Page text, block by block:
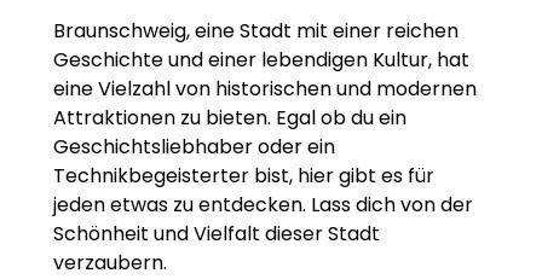
Braunschweig, eine Stadt mit einer reichen
Geschichte und einer lebendigen Kultur, hat
eine Vielzahl von historischen und modernen
Attraktionen zu bieten. Egal ob du ein
Geschichtsliebhaber oder ein
Technikbegeisterter bist, hier gibt es für
jeden etwas zu entdecken. Lass dich von der
Schönheit und Vielfalt dieser Stadt
verzaubern.